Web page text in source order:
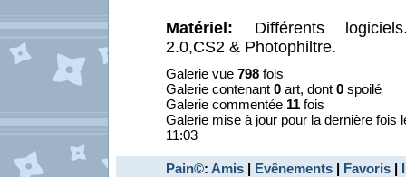
Matériel: Différents
2.0,CS2 & Photophiltre.
Galerie vue 798 fois
Galerie contenant 0 art, dont 0 spoilé
Galerie commentée 11 fois
Galerie mise à jour pour la dernière fois
11:03
Pain©: Amis | Evênements | Favoris |